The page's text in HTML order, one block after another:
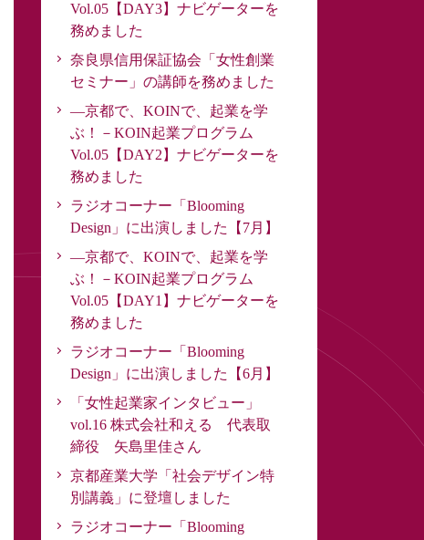
Vol.05【DAY3】ナビゲーターを
務めました
奈良県信用保証協会「女性創業
セミナー」の講師を務めました
―京都で、KOINで、起業を学
ぶ！－KOIN起業プログラム
Vol.05【DAY2】ナビゲーターを
務めました
ラジオコーナー「Blooming
Design」に出演しました【7月】
―京都で、KOINで、起業を学
ぶ！－KOIN起業プログラム
Vol.05【DAY1】ナビゲーターを
務めました
ラジオコーナー「Blooming
Design」に出演しました【6月】
「女性起業家インタビュー」
vol.16 株式会社和える 代表取
締役 矢島里佳さん
京都産業大学「社会デザイン特
別講義」に登壇しました
ラジオコーナー「Blooming